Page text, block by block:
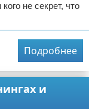
не секрет, что
Подробнее
и